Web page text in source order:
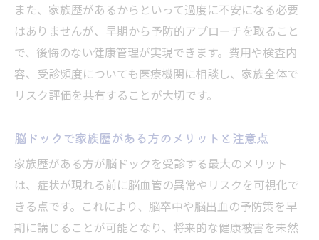
また、家族歴があるからといって過度に不安になる必要
はありませんが、早期から予防的アプローチを取ること
で、後悔のない健康管理が実現できます。費用や検査内
容、受診頻度についても医療機関に相談し、家族全体で
リスク評価を共有することが大切です。
脳ドックで家族歴がある方のメリットと注意点
家族歴がある方が脳ドックを受診する最大のメリット
は、症状が現れる前に脳血管の異常やリスクを可視化で
きる点です。これにより、脳卒中や脳出血の予防策を早
期に講じることが可能となり、将来的な健康被害を未然